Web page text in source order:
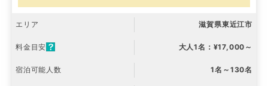
エリア 滋賀県東近江市
料金目安 大人1名：¥17,000～
宿泊可能人数 1名～130名